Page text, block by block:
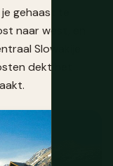
gehaast te
naar west, en
Slowakije
dekt het